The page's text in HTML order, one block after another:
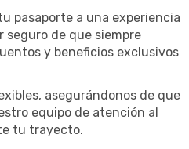
pasaporte a una experiencia
seguro de que siempre
y beneficios exclusivos
asegurándonos de que
equipo de atención al
tu trayecto.